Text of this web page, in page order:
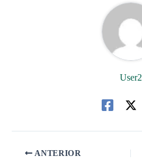
User2
ANTERIOR